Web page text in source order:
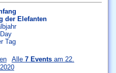
der Elefanten
Tag
Alle 7 Eventsam 22.